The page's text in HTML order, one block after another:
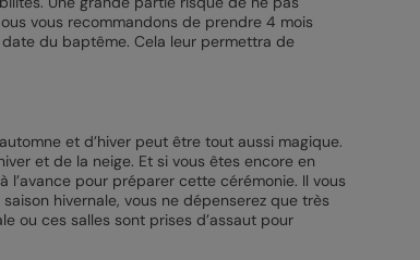
vous recommandons de prendre 4 mois
du baptême. Cela leur permettra de
et d’hiver peut être tout aussi magique.
et de la neige. Et si vous êtes encore en
l’avance pour préparer cette cérémonie. Il vous
hivernale, vous ne dépenserez que très
ou ces salles sont prises d’assaut pour